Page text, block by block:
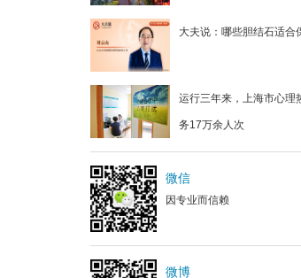
大夫说：哪些胆结石适合
运行三年来，上海市心理
务17万余人次
微信
因专业而信赖
微博